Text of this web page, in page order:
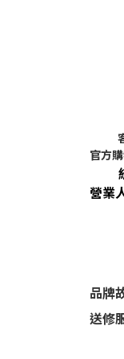
官方
營業
品牌
送修